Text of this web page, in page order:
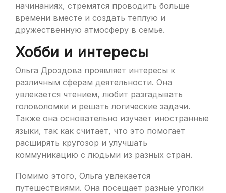
начинаниях, стремятся проводить больше
времени вместе и создать теплую и
дружественную атмосферу в семье.
Хобби и интересы
Ольга Дроздова проявляет интересы к
различным сферам деятельности. Она
увлекается чтением, любит разгадывать
головоломки и решать логические задачи.
Также она основательно изучает иностранные
языки, так как считает, что это помогает
расширять кругозор и улучшать
коммуникацию с людьми из разных стран.
Помимо этого, Ольга увлекается
путешествиями. Она посещает разные уголки